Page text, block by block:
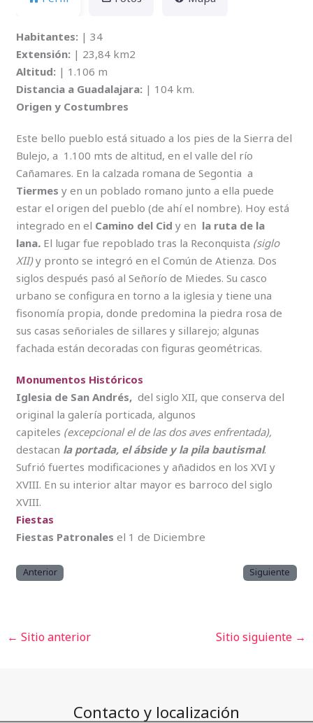
Habitantes: | 34
Extensión: | 23,84 km2
Altitud: | 1.106 m
Distancia a Guadalajara: | 104 km.
Origen y Costumbres
Este bello pueblo está situado a los pies de la Sierra del
Bulejo, a 1.100 mts de altitud, en el valle del río
Cañamares. En la calzada romana de Segontia a
Tiermes y en un poblado romano junto a ella puede
estar el origen del pueblo (de ahí el nombre). Hoy está
integrado en el Camino del Cid y en la ruta de la
lana. El lugar fue repoblado tras la Reconquista (siglo
XII)y pronto se integró en el Común de Atienza. Dos
siglos después pasó al Señorío de Miedes. Su casco
urbano se configura en torno a la iglesia y tiene una
fisonomía propia, donde predomina la piedra rosa de
sus casas señoriales de sillares y sillarejo; algunas
fachada están decoradas con figuras geométricas.
Monumentos Históricos
Iglesia de San Andrés, del siglo XII, que conserva del
original la galería porticada,algunos
capiteles (excepcional el de las dos aves enfrentada),
destacan la portada, el ábside y la pila bautismal.
Sufrió fuertes modificaciones y añadidos en los XVI y
XVIII. En su interior altar mayor es barroco del siglo
XVIII.
Fiestas
Fiestas Patronales el 1 de Diciembre
Anterior Siguiente
← Sitio anterior Sitio siguiente →
Contacto y localización